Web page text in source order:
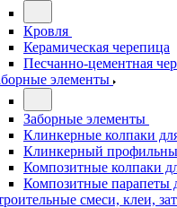
Кровля
Керамическая черепица
Песчанно-цементная
элементы
Заборные элементы
Клинкерные колпаки
Клинкерный
Композитные колпаки
Композитные парапеты
смеси, клеи,